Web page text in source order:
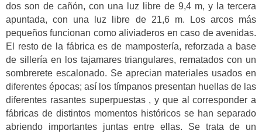
dos son de cañón, con una luz libre de 9,4 m, y la tercera
apuntada, con una luz libre de 21,6 m. Los arcos más
pequeños funcionan como aliviaderos en caso de avenidas.
El resto de la fábrica es de mampostería, reforzada a base
de sillería en los tajamares triangulares, rematados con un
sombrerete escalonado. Se aprecian materiales usados en
diferentes épocas; así los tímpanos presentan huellas de las
diferentes rasantes superpuestas , y que al corresponder a
fábricas de distintos momentos históricos se han separado
abriendo importantes juntas entre ellas. Se trata de un